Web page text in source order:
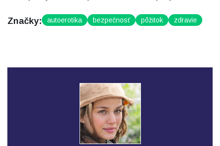
Značky: autoerotika bezpečnosť pôžitok zdravie